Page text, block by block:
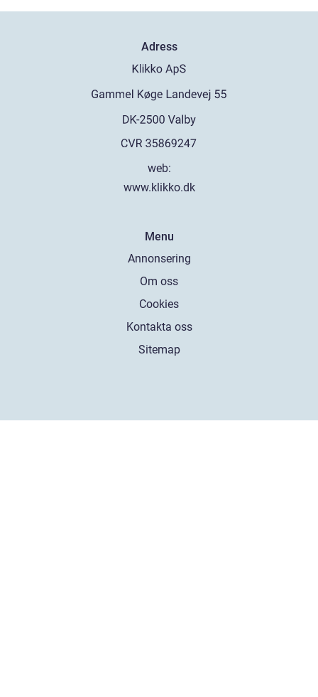
Adress
web:
www.klikko.dk
Menu
Annonsering
Om oss
Cookies
Kontakta oss
Sitemap